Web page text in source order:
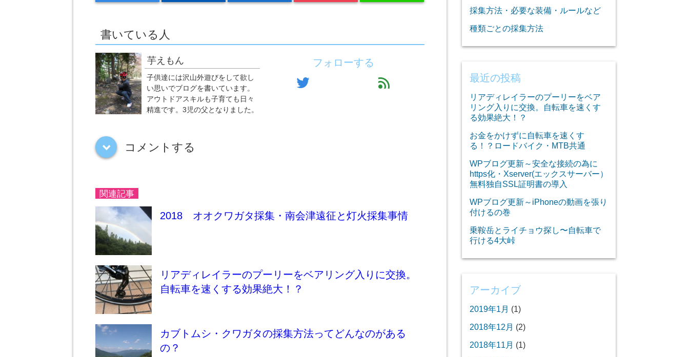
書いている人
芋えもん
子供達には沢山外遊びをして欲し
い思いでブログを書いています。
アウトドアスキルも子育ても日々
精進です。3児の父となりました。
フォローする
twitter feed
down コメントする
関連記事
2018 オオクワガタ採集・南会津遠征と灯火採集事情
リアディレイラーのプーリーをベアリング入りに交換。
自転車を速くする効果絶大！？
カブトムシ・クワガタの採集方法ってどんなのがある
の？
採集方法・必要な装備・ルールなど
種類ごとの採集方法
最近の投稿
リアディレイラーのプーリーをベア
リング入りに交換。自転車を速くす
る効果絶大！？
お金をかけずに自転車を速くす
る！？ロードバイク・MTB共通
WPブログ更新～安全な接続の為に
https化・Xserver(エックスサーバー）
無料独自SSL証明書の導入
WPブログ更新～iPhoneの動画を張り
付けるの巻
乗鞍岳とライチョウ探し〜自転車で
行ける4大峠
アーカイブ
2019年1月 (1)
2018年12月 (2)
2018年11月 (1)